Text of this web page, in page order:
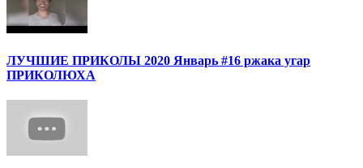
ЛУЧШИЕ ПРИКОЛЫ 2020 Январь #16 ржака угар
ПРИКОЛЮХА